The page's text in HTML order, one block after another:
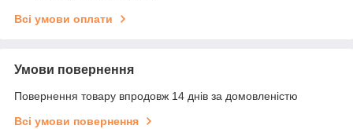
Всі умови оплати
Умови повернення
Повернення товару впродовж 14 днів за домовленістю
Всі умови повернення